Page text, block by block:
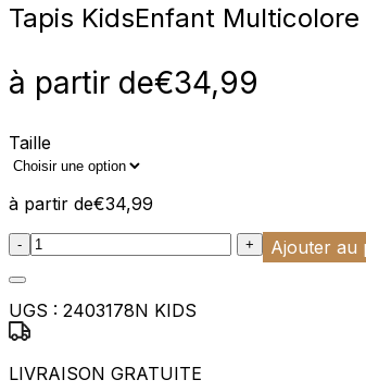
Tapis KidsEnfant
à partir de€34,99
Taille
à partir de€34,99
:product_name quantity
- + Ajouter au
UGS : 2403178N KIDS
LIVRAISON GRATUITE